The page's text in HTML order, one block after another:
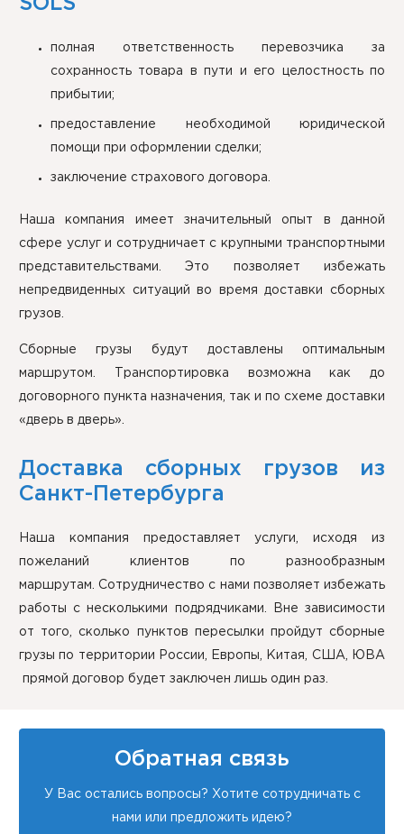
SOLS
полная ответственность перевозчика за
сохранность товара в пути и его целостность по
прибытии;
предоставление необходимой юридической
помощи при оформлении сделки;
заключение страхового договора.
Наша компания имеет значительный опыт в данной
сфере услуг и сотрудничает с крупными транспортными
представительствами. Это позволяет избежать
непредвиденных ситуаций во время доставки сборных
грузов.
Сборные грузы будут доставлены оптимальным
маршрутом. Транспортировка возможна как до
договорного пункта назначения, так и по схеме доставки
«дверь в дверь».
Доставка сборных грузов из
Санкт-Петербурга
Наша компания предоставляет услуги, исходя из
пожеланий клиентов по разнообразным
маршрутам. Сотрудничество с нами позволяет избежать
работы с несколькими подрядчиками. Вне зависимости
от того, сколько пунктов пересылки пройдут сборные
грузы по территории России, Европы, Китая, США, ЮВА
прямой договор будет заключен лишь один раз.
Обратная связь
У Вас остались вопросы? Хотите сотрудничать с
нами или предложить идею?